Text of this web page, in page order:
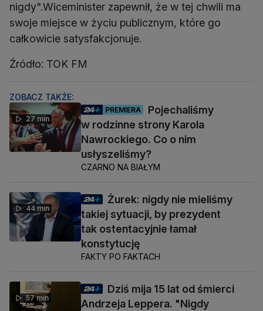
nigdy".Wiceminister zapewnił, że w tej chwili ma
swoje miejsce w życiu publicznym, które go
całkowicie satysfakcjonuje.
Źródło: TOK FM
ZOBACZ TAKŻE:
27 min
PREMIERA
Pojechaliśmy
w rodzinne strony Karola
Nawrockiego. Co o nim
usłyszeliśmy?
CZARNO NA BIAŁYM
44 min
Żurek: nigdy nie mieliśmy
takiej sytuacji, by prezydent
tak ostentacyjnie łamał
konstytucję
FAKTY PO FAKTACH
57 min
Dziś mija 15 lat od śmierci
Andrzeja Leppera. "Nigdy